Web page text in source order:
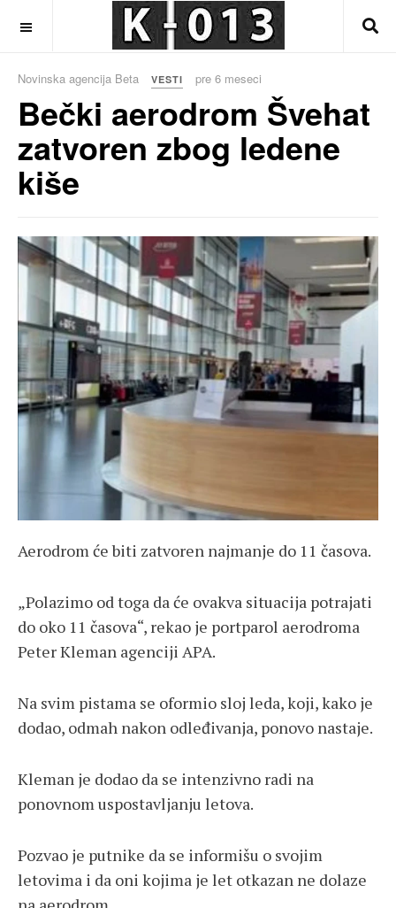
Novinska agencija Beta VESTI pre 6 meseci
Bečki aerodrom Švehat
zatvoren zbog ledene
kiše
Aerodrom će biti zatvoren najmanje do 11 časova.
„Polazimo od toga da će ovakva situacija potrajati
do oko 11 časova“, rekao je portparol aerodroma
Peter Kleman agenciji APA.
Na svim pistama se oformio sloj leda, koji, kako je
dodao, odmah nakon odleđivanja, ponovo nastaje.
Kleman je dodao da se intenzivno radi na
ponovnom uspostavljanju letova.
Pozvao je putnike da se informišu o svojim
letovima i da oni kojima je let otkazan ne dolaze